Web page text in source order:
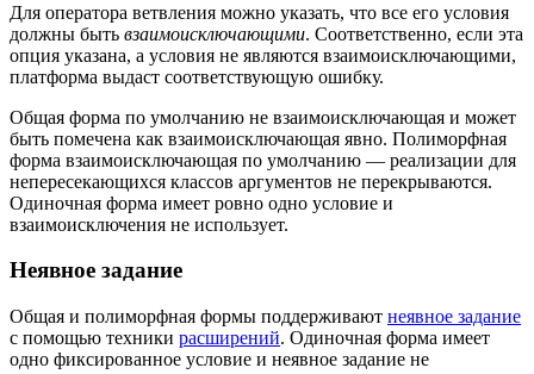
Для оператора ветвления можно указать, что все его условия
должны быть взаимоисключающими. Соответственно, если эта
опция указана, а условия не являются взаимоисключающими,
платформа выдаст соответствующую ошибку.
Общая форма по умолчанию не взаимоисключающая и может
быть помечена как взаимоисключающая явно. Полиморфная
форма взаимоисключающая по умолчанию — реализации для
непересекающихся классов аргументов не перекрываются.
Одиночная форма имеет ровно одно условие и
взаимоисключения не использует.
Неявное задание
Общая и полиморфная формы поддерживают неявное задание
с помощью техники расширений. Одиночная форма имеет
одно фиксированное условие и неявное задание не